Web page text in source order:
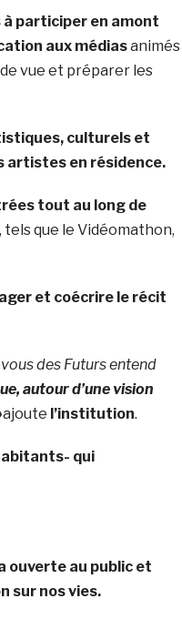
participer en amont
aux médiasanimés
vue et préparer les
culturels et
artistes en résidence.
tout au long de
tels que le Vidéomathon,
et coécrire le récit
des Futurs entend
autour d’une vision
ajoute l’institution.
qui
ouverte au public et
sur nos vies.